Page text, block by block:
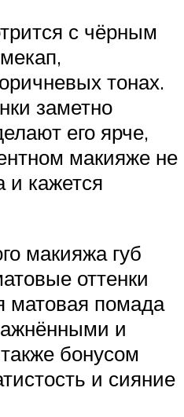
с чёрным
тонах.
заметно
его ярче,
макияже не
и кажется
макияжа губ
оттенки
матовая помада
и
бонусом
и сияние